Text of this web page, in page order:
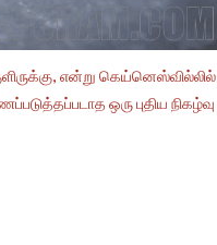
என்று கெய்னெஸ்வில்லில்
ஒரு புதிய நிகழ்வு